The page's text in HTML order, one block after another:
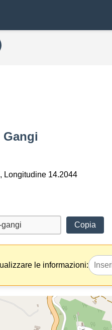
Gangi
Longitudine 14.2044
Copia
le informazioni: